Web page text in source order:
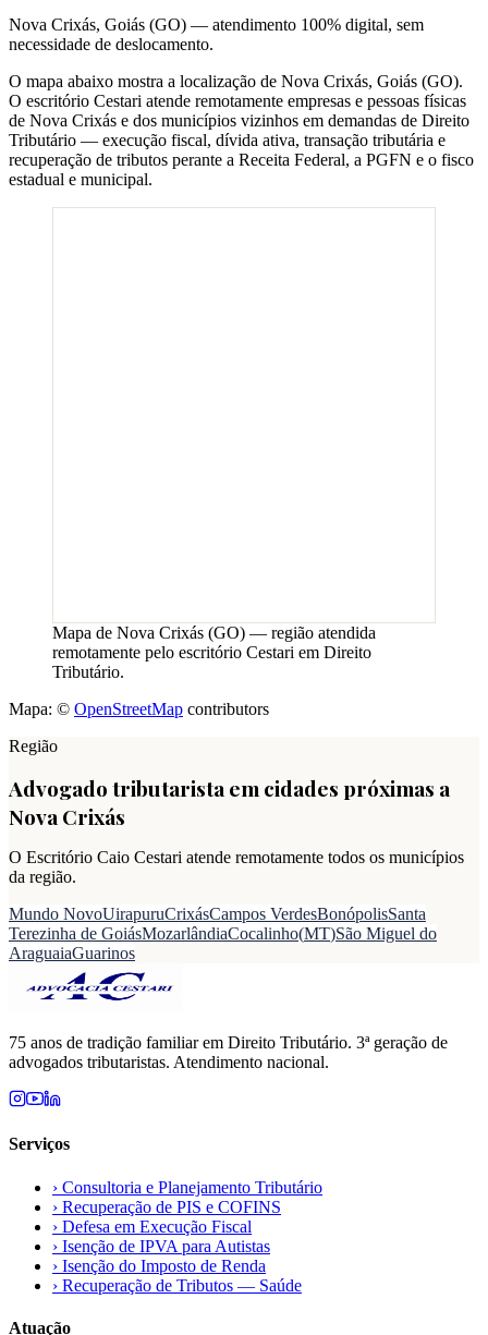
Nova Crixás, Goiás (GO) — atendimento 100% digital, sem
necessidade de deslocamento.
O mapa abaixo mostra a localização de Nova Crixás, Goiás (GO).
O escritório Cestari atende remotamente empresas e pessoas físicas
de Nova Crixás e dos municípios vizinhos em demandas de Direito
Tributário — execução fiscal, dívida ativa, transação tributária e
recuperação de tributos perante a Receita Federal, a PGFN e o fisco
estadual e municipal.
Mapa de Nova Crixás (GO) — região atendida
remotamente pelo escritório Cestari em Direito
Tributário.
Mapa: © OpenStreetMap contributors
Região
Advogado tributarista em cidades próximas a
Nova Crixás
O Escritório Caio Cestari atende remotamente todos os municípios
da região.
Mundo NovoUirapuruCrixásCampos VerdesBonópolisSanta
Terezinha de GoiásMozarlândiaCocalinho(MT)São Miguel do
AraguaiaGuarinos
75 anos de tradição familiar em Direito Tributário. 3ª geração de
advogados tributaristas. Atendimento nacional.
Serviços
› Consultoria e Planejamento Tributário
› Recuperação de PIS e COFINS
› Defesa em Execução Fiscal
› Isenção de IPVA para Autistas
› Isenção do Imposto de Renda
› Recuperação de Tributos — Saúde
Atuação